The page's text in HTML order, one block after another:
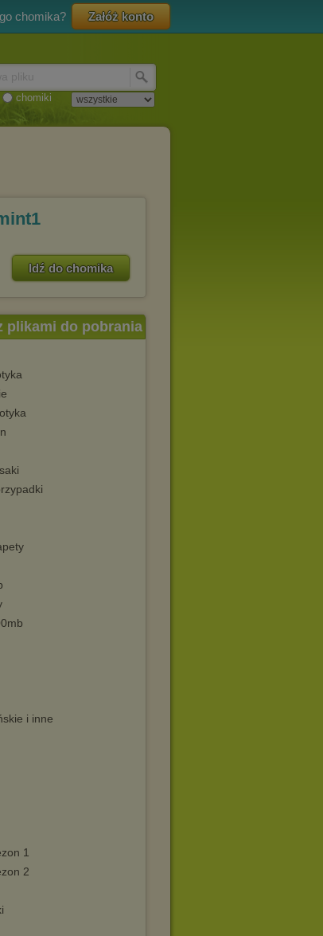
chomika? Załóż konto
chomiki
Idź do chomika
plikami do pobrania
i inne
1
2